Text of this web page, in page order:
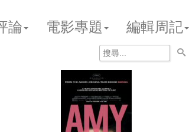
論 電影專題 編輯周記